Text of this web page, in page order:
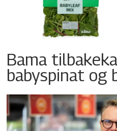
Bama
babyspinat og